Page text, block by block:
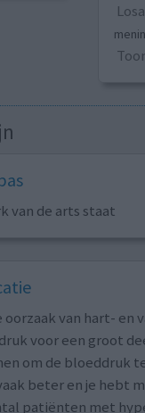
van de arts staat
van hart- en
voor een groot
om de bloeddruk
beter en je hebt
patiënten met